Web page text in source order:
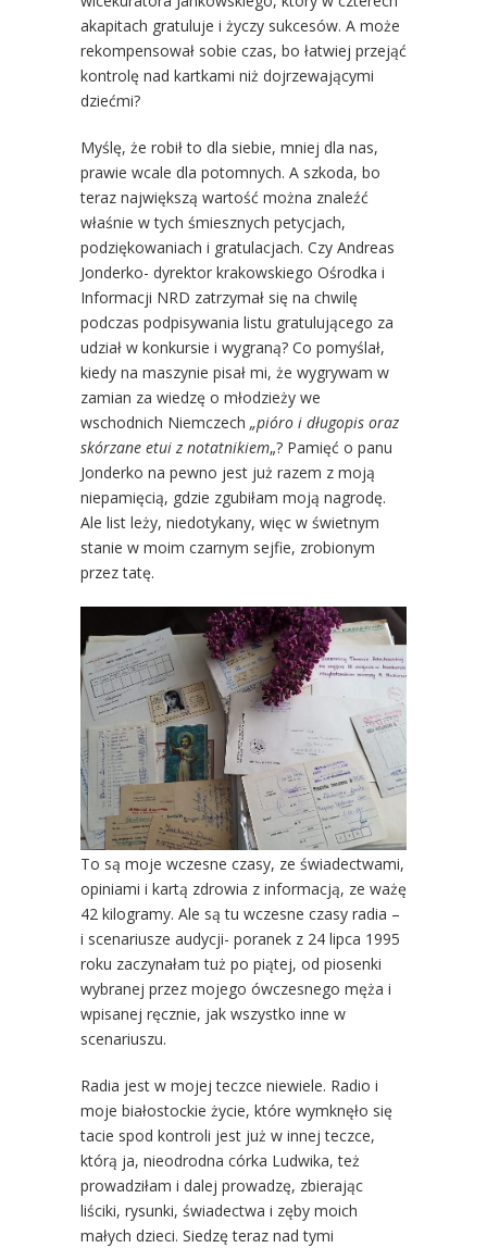
akapitach gratuluje i życzy sukcesów. A może
rekompensował sobie czas, bo łatwiej przejąć
kontrolę nad kartkami niż dojrzewającymi
dziećmi?
Myślę, że robił to dla siebie, mniej dla nas,
prawie wcale dla potomnych. A szkoda, bo
teraz największą wartość można znaleźć
właśnie w tych śmiesznych petycjach,
podziękowaniach i gratulacjach. Czy Andreas
Jonderko- dyrektor krakowskiego Ośrodka i
Informacji NRD zatrzymał się na chwilę
podczas podpisywania listu gratulującego za
udział w konkursie i wygraną? Co pomyślał,
kiedy na maszynie pisał mi, że wygrywam w
zamian za wiedzę o młodzieży we
wschodnich Niemczech „pióro i długopis oraz
skórzane etui z notatnikiem„? Pamięć o panu
Jonderko na pewno jest już razem z moją
niepamięcią, gdzie zgubiłam moją nagrodę.
Ale list leży, niedotykany, więc w świetnym
stanie w moim czarnym sejfie, zrobionym
przez tatę.
To są moje wczesne czasy, ze świadectwami,
opiniami i kartą zdrowia z informacją, ze ważę
42 kilogramy. Ale są tu wczesne czasy radia –
i scenariusze audycji- poranek z 24 lipca 1995
roku zaczynałam tuż po piątej, od piosenki
wybranej przez mojego ówczesnego męża i
wpisanej ręcznie, jak wszystko inne w
scenariuszu.
Radia jest w mojej teczce niewiele. Radio i
moje białostockie życie, które wymknęło się
tacie spod kontroli jest już w innej teczce,
którą ja, nieodrodna córka Ludwika, też
prowadziłam i dalej prowadzę, zbierając
liściki, rysunki, świadectwa i zęby moich
małych dzieci. Siedzę teraz nad tymi